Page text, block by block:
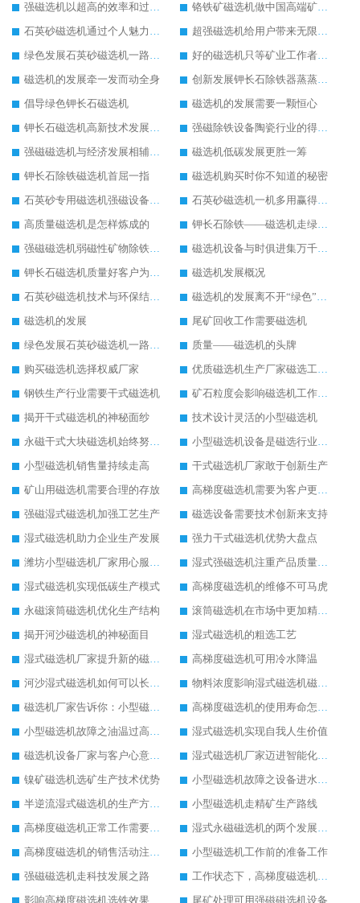
强磁选机以超高的效率和过硬的品质备受瞩目
铬铁矿磁选机做中国高端矿山行业领跑者
石英砂磁选机通过个人魅力成为行业畅销品
超强磁选机给用户带来无限效益
绿色发展石英砂磁选机一路飙升
好的磁选机只等矿业工作者与之共享
磁选机的发展牵一发而动全身
创新发展钾长石除铁器蒸蒸日上
倡导绿色钾长石磁选机
磁选机的发展需要一颗恒心
钾长石磁选机高新技术发展成为行业助推器
强磁除铁设备陶瓷行业的得力助手
强磁磁选机与经济发展相辅相成
磁选机低碳发展更胜一筹
钾长石除铁磁选机首屈一指
磁选机购买时你不知道的秘密
石英砂专用磁选机强磁设备里的“精英”
石英砂磁选机一机多用赢得用户掌声
高质量磁选机是怎样炼成的
钾长石除铁——磁选机走绿色环保之路
强磁磁选机弱磁性矿物除铁之首选
磁选机设备与时俱进集万千宠爱与一身
钾长石磁选机质量好客户为我们点赞
磁选机发展概况
石英砂磁选机技术与环保结合新时代下的好设备
磁选机的发展离不开“绿色”的追逐
磁选机的发展
尾矿回收工作需要磁选机
绿色发展石英砂磁选机一路飙升
质量——磁选机的头牌
购买磁选机选择权威厂家
优质磁选机生产厂家磁选工艺要不断提升
钢铁生产行业需要干式磁选机
矿石粒度会影响磁选机工作效果
揭开干式磁选机的神秘面纱
技术设计灵活的小型磁选机
永磁干式大块磁选机始终努力发展
小型磁选机设备是磁选行业的标兵设备
小型磁选机销售量持续走高
干式磁选机厂家敢于创新生产
矿山用磁选机需要合理的存放
高梯度磁选机需要为客户更好服务
强磁湿式磁选机加强工艺生产
磁选设备需要技术创新来支持
湿式磁选机助力企业生产发展
强力干式磁选机优势大盘点
潍坊小型磁选机厂家用心服务客户
湿式强磁选机注重产品质量提升
湿式磁选机实现低碳生产模式
高梯度磁选机的维修不可马虎
永磁滚筒磁选机优化生产结构
滚筒磁选机在市场中更加精彩发展
揭开河沙磁选机的神秘面目
湿式磁选机的粗选工艺
湿式磁选机厂家提升新的磁选工艺
高梯度磁选机可用冷水降温
河沙湿式磁选机如何可以长久使用
物料浓度影响湿式磁选机磁选效果
磁选机厂家告诉你：小型磁选机多少钱
高梯度磁选机的使用寿命怎么延长
小型磁选机故障之油温过高解决方法
湿式磁选机实现自我人生价值
磁选机设备厂家与客户心意相通
湿式磁选机厂家迈进智能化生产行列
镍矿磁选机选矿生产技术优势
小型磁选机故障之设备进水处理方法
半逆流湿式磁选机的生产方式有待改进
小型磁选机走精矿生产路线
高梯度磁选机正常工作需要操作人员用心观察
湿式永磁磁选机的两个发展方向
高梯度磁选机的销售活动注意事项
小型磁选机工作前的准备工作
强磁磁选机走科技发展之路
工作状态下，高梯度磁选机进水怎么办
尾矿处理可用强磁磁选机设备